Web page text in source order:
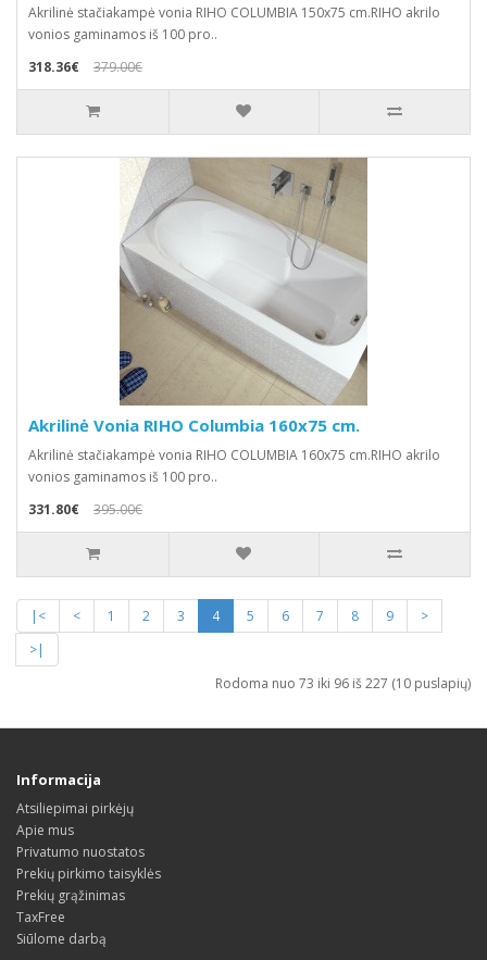
Akrilinė stačiakampė vonia RIHO COLUMBIA 150x75 cm.RIHO akrilo
vonios gaminamos iš 100 pro..
318.36€
379.00€
Akrilinė Vonia RIHO Columbia 160x75 cm.
Akrilinė stačiakampė vonia RIHO COLUMBIA 160x75 cm.RIHO akrilo
vonios gaminamos iš 100 pro..
331.80€
395.00€
|< < 1 2 3 4 5 6 7 8 9
>
>|
Rodoma nuo 73 iki 96 iš 227 (10 puslapių)
Informacija
Atsiliepimai pirkėjų
Apie mus
Privatumo nuostatos
Prekių pirkimo taisyklės
Prekių grąžinimas
TaxFree
Siūlome darbą